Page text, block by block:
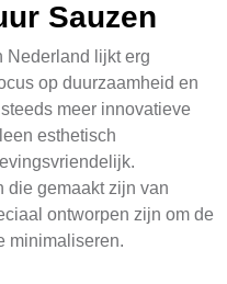
Sauzen
Nederland lijkt erg
op duurzaamheid en
meer innovatieve
esthetisch
die gemaakt zijn van
ontworpen zijn om de
minimaliseren.